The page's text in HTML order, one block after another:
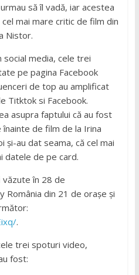
să îl vadă, iar acestea
mai mare critic de film din
Nistor.
social media, cele trei
pe pagina Facebook
de top au amplificat
Titktok si Facebook.
asupra faptului că au fost
de film de la Irina
au dat seama, că cel mai
datele de pe card.
în 28 de
România din 21 de orașe și
.
trei spoturi video,
fost: